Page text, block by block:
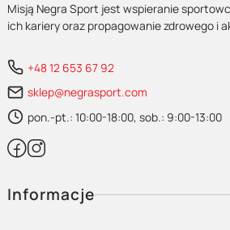
Misją Negra Sport jest wspieranie
ich kariery oraz propagowanie zdrowego i
+48 12 653 67 92
sklep@negrasport.com
pon.-pt.: 10:00-18:00, sob.: 9:00-13:00
Linki w stopce
Informacje